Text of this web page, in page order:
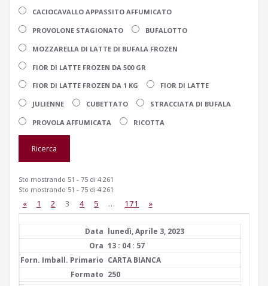
CACIOCAVALLO APPASSITO AFFUMICATO
PROVOLONE STAGIONATO BUFALOTTO
MOZZARELLA DI LATTE DI BUFALA FROZEN
FIOR DI LATTE FROZEN DA 500 GR
FIOR DI LATTE FROZEN DA 1 KG FIOR DI LATTE
JULIENNE CUBETTATO STRACCIATA DI BUFALA
PROVOLA AFFUMICATA RICOTTA
Sto mostrando 51 - 75 di 4.261
Sto mostrando 51 - 75 di 4.261
« 1 2 3 4 5 … 171 »
lunedì, Aprile 3, 2023
13 : 04 : 57
CARTA BIANCA
250